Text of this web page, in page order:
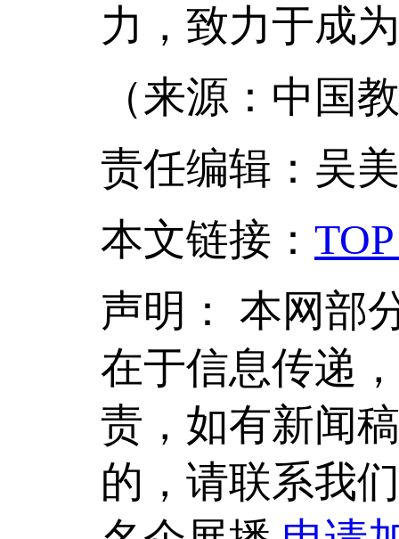
力，致力于成
（来源：中国
责任编辑：吴
本文链接 ：
声明： 本网部
在于信息传递
责，如有新闻
的，请联系我